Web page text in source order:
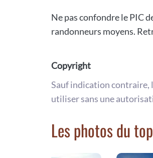
Ne pas confondre le PIC
randonneurs moyens.
Copyright
Sauf indication contraire,
utiliser sans une
Les photos du